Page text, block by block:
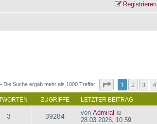
Registrieren
• Die Suche ergab mehr als 1000 Treffer Seite von20
1 2 3 4
ZUGRIFFE LETZTER BEITRAG
3 39284 von Admiral
28.03.2026, 10:59